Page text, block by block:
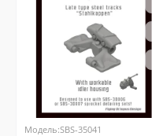
Модель:SBS-35041